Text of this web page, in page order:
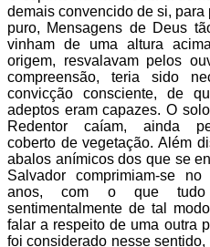
demais convencido de si,
puro, Mensagens de Deus
vinham de uma altura
origem, resvalavam pelos
compreensão, teria sido
convicção consciente, de
adeptos eram capazes. O
Redentor caíam, ainda
coberto de vegetação. Além
abalos anímicos dos que se
Salvador comprimiam-se
anos, com o que tudo
sentimentalmente de tal
falar a respeito de uma outra
foi considerado nesse